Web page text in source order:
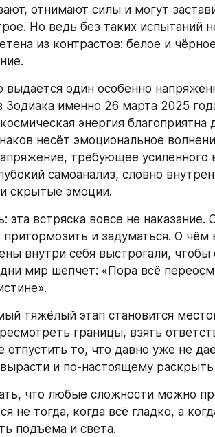
отнимают силы и могут
Но ведь без таких испытаний
из контрастов: белое и
выдается один особенно
Зодиака именно 26 марта 2025
энергия благоприятна
несёт эмоциональное
требующее усиленного
самоанализ, словно
скрытые эмоции.
эта встряска вовсе не наказание.
и задуматься. О чём
внутри себя выстрогали, чтобы
мир шепчет: «Пора всё
тяжёлый этап становится
границы, взять
то, что давно уже не
и по-настоящему
что любые сложности можно
не тогда, когда всё гладко, а
подъёма и света.